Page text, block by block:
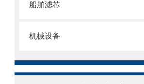
船舶滤芯
机械设备